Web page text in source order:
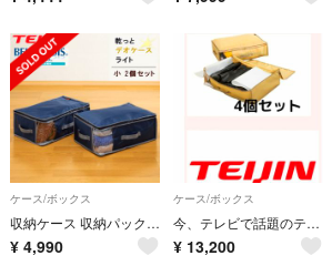
ケース/ボックス
収納ケース 収納パック 収納袋 小2個組 乾っとデオケースライト テイジン 帝人
¥ 4,990
ケース/ボックス
今、テレビで話題のテイジン乾っとデオケースlight [大] 4個 ベージュ色
¥ 13,200